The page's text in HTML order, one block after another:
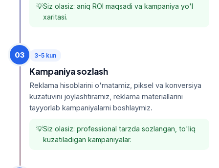
Siz olasiz: aniq ROI maqsadi va kampaniya yo'l
xaritasi.
03 3-5 kun
Kampaniya sozlash
Reklama hisoblarini o'rnatamiz, piksel va konversiya
kuzatuvini joylashtiramiz, reklama materiallarini
tayyorlab kampaniyalarni boshlaymiz.
Siz olasiz: professional tarzda sozlangan, to'liq
kuzatiladigan kampaniyalar.